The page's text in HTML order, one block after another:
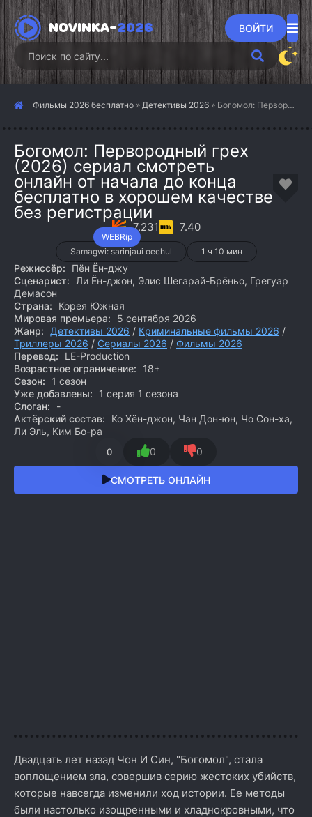
NOVINKA-2026 ВОЙТИ
Фильмы 2026 бесплатно » Детективы 2026 » Богомол: Первородный грех (2026)
Богомол: Первородный грех
(2026) сериал смотреть
онлайн от начала до конца
бесплатно в хорошем качестве
без регистрации
WEBRip
7.231 7.40
Samagwi: sarinjaui oechul 1 ч 10 мин
Режиссёр:
Пён Ён-джу
Сценарист:
Ли Ён-джон, Элис Шегарай-Брёньо, Грегуар
Демасон
Страна:
Корея Южная
Мировая премьера:
5 сентября 2026
Жанр:
Детективы 2026 / Криминальные фильмы 2026 /
Триллеры 2026 / Сериалы 2026 / Фильмы 2026
Перевод:
LE-Production
Возрастное ограничение:
18+
Сезон:
1 сезон
Уже добавлены:
1 серия 1 сезона
Слоган:
-
Актёрский состав:
Ко Хён-джон, Чан Дон-юн, Чо Сон-ха,
Ли Эль, Ким Бо-ра
0 0 0
СМОТРЕТЬ ОНЛАЙН
Двадцать лет назад Чон И Син, "Богомол", стала
воплощением зла, совершив серию жестоких убийств,
которые навсегда изменили ход истории. Ее методы
были настолько изощренными и хладнокровными, что